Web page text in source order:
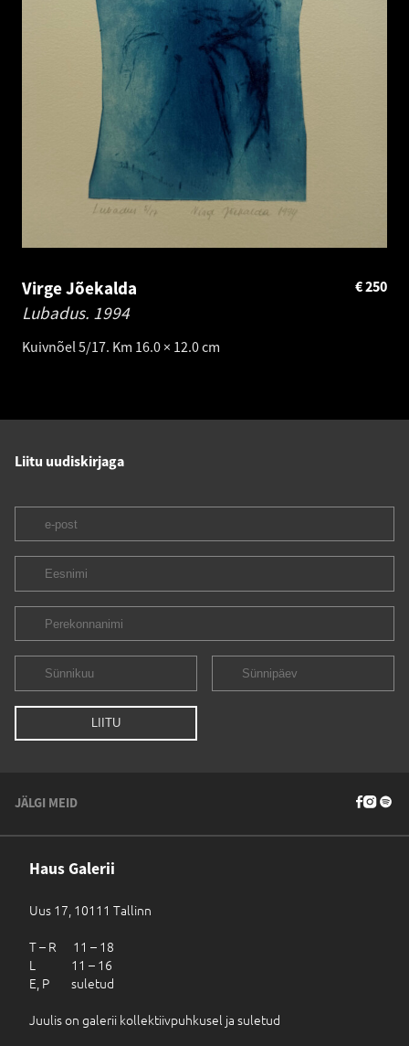
Virge Jõekalda
Lubadus. 1994
Kuivnõel 5/17. Km 16.0 × 12.0 cm
250
€
Liitu uudiskirjaga
JÄLGI MEID
Haus Galerii
Uus 17, 10111 Tallinn
T – R 11 – 18
L 11 – 16
E, P suletud
Juulis on galerii kollektiivpuhkusel ja suletud